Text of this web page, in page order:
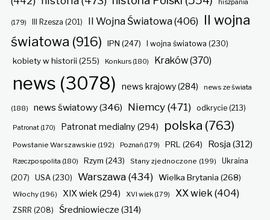
hiszpania
(179) III Rzesza (201) II Wojna Światowa(406) II wojna
światowa (916) IPN (247) I wojna światowa (230)
kobiety w historii (255) Konkurs(180) Kraków(370)
news (3078) news krajowy(284) news ze świata
(188) news światowy(346) Niemcy(471) odkrycie(213)
Patronat(170) Patronat medialny (294) polska (763)
Powstanie Warszawskie (192) Poznań(179) PRL (264) Rosja (312)
Rzeczpospolita (180) Rzym (243) Stany zjednoczone (199)
Ukraina
(207)
USA(230) Warszawa(434) Wielka Brytania (268)
Włochy(196) XIX wiek (294) XVI wiek(179) XX wiek (404)
ZSRR (208) Średniowiecze (314)